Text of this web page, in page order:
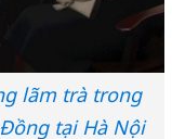
lãm trà trong
tại Hà Nội